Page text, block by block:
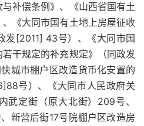
补偿条例》、《山西省国有土
《大同市国有土地上房屋征收
发[2011] 43号）、《大同市国
干规定的补充规定》（同政发
城市棚户区改造货币化安置的
号）、《大同市人民政府关
武定街（原大北街）209号、
新营后街17号院棚户区改造房